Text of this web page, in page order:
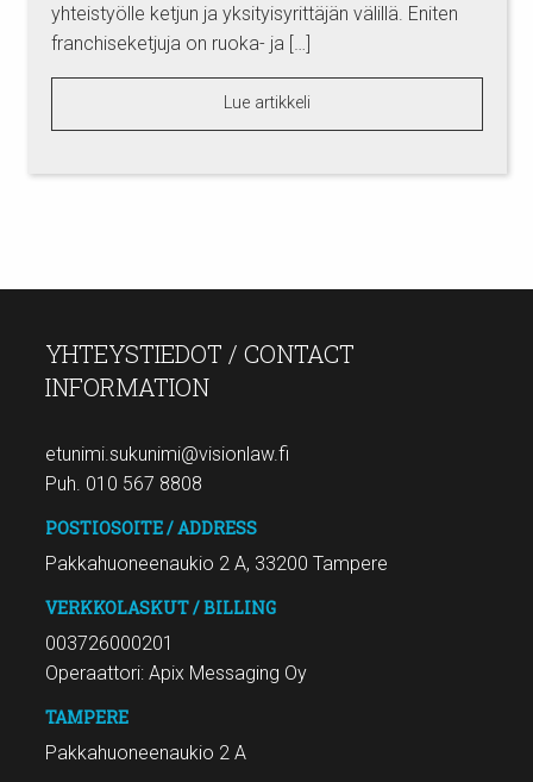
yhteistyölle ketjun ja yksityisyrittäjän välillä. Eniten
franchiseketjuja on ruoka- ja […]
Lue artikkeli
YHTEYSTIEDOT / CONTACT
INFORMATION
etunimi.sukunimi@visionlaw.fi
Puh. 010 567 8808
POSTIOSOITE / ADDRESS
Pakkahuoneenaukio 2 A, 33200 Tampere
VERKKOLASKUT / BILLING
003726000201
Operaattori: Apix Messaging Oy
TAMPERE
Pakkahuoneenaukio 2 A